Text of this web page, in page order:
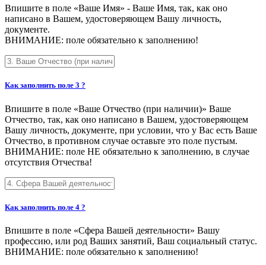
Впишите в поле «Ваше Имя» - Ваше Имя, так, как оно
написано в Вашем, удостоверяющем Вашу личность,
документе.
ВНИМАНИЕ: поле обязательно к заполнению!
Как заполнить поле 3 ?
Впишите в поле «Ваше Отчество (при наличии)» Ваше
Отчество, так, как оно написано в Вашем, удостоверяющем
Вашу личность, документе, при условии, что у Вас есть Ваше
Отчество, в противном случае оставьте это поле пустым.
ВНИМАНИЕ: поле НЕ обязательно к заполнению, в случае
отсутствия Отчества!
Как заполнить поле 4 ?
Впишите в поле «Сфера Вашей деятельности» Вашу
профессию, или род Ваших занятий, Ваш социальный статус.
ВНИМАНИЕ: поле обязательно к заполнению!